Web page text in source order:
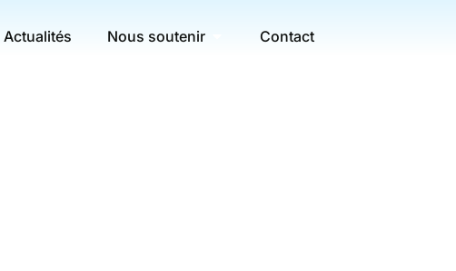
Actualités Nous soutenir Contact